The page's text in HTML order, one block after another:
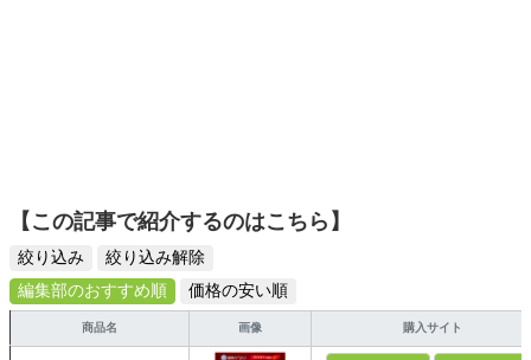
【この記事で紹介するのはこちら】
絞り込み
絞り込み解除
編集部のおすすめ順
価格の安い順
商品名 画像 購入サイト